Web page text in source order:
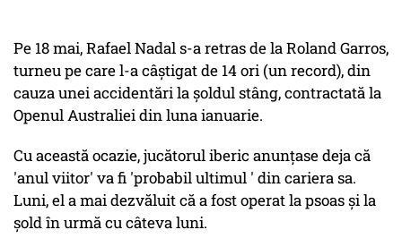
Pe 18 mai, Rafael Nadal s-a retras de la Roland Garros,
turneu pe care l-a câştigat de 14 ori (un record), din
cauza unei accidentări la şoldul stâng, contractată la
Openul Australiei din luna ianuarie.
Cu această ocazie, jucătorul iberic anunţase deja că
'anul viitor' va fi 'probabil ultimul ' din cariera sa.
Luni, el a mai dezvăluit că a fost operat la psoas şi la
şold în urmă cu câteva luni.